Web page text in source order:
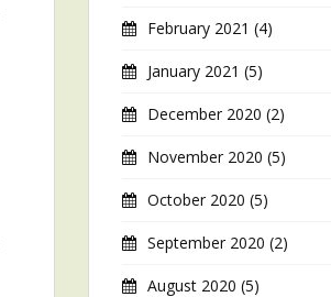
February 2021 (4)
January 2021 (5)
December 2020 (2)
November 2020 (5)
October 2020 (5)
September 2020 (2)
August 2020 (5)